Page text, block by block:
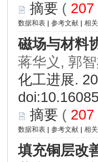
摘要 ( 207
数据和表 | 参考文献 | 相
磁场与材料
蒋华义, 郭
化工进展.
doi:
摘要 ( 207
数据和表 | 参考文献 | 相
填充铜层改